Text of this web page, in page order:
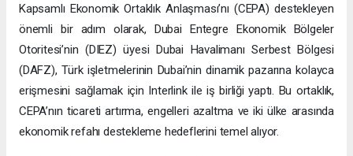
Kapsamlı Ekonomik Ortaklık Anlaşması’nı (CEPA) destekleyen
önemli bir adım olarak, Dubai Entegre Ekonomik Bölgeler
Otoritesi’nin (DIEZ) üyesi Dubai Havalimanı Serbest Bölgesi
(DAFZ), Türk işletmelerinin Dubai’nin dinamik pazarına kolayca
erişmesini sağlamak için Interlink ile iş birliği yaptı. Bu ortaklık,
CEPA’nın ticareti artırma, engelleri azaltma ve iki ülke arasında
ekonomik refahı destekleme hedeflerini temel alıyor.